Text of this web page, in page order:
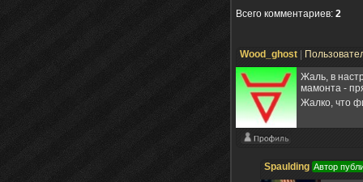
Всего комментариев: 2
Wood_ghost
Жаль, в
мамонта -
Жалко, что
Spaulding Автор